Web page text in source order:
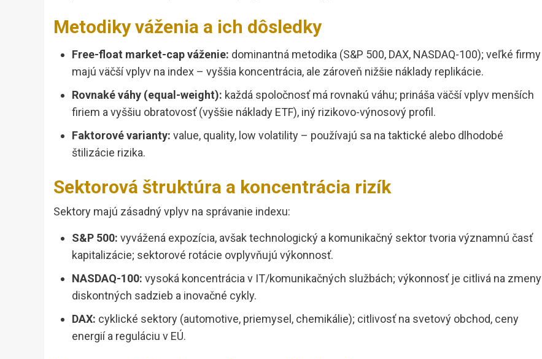
Metodiky váženia a ich dôsledky
Free-float market-cap váženie: dominantná metodika (S&P 500, DAX, NASDAQ-100); veľké firmy
majú väčší vplyv na index – vyššia koncentrácia, ale zároveň nižšie náklady replikácie.
Rovnaké váhy (equal-weight): každá spoločnosť má rovnakú váhu; prináša väčší vplyv menších
firiem a vyššiu obratovosť (vyššie náklady ETF), iný rizikovo-výnosový profil.
Faktorové varianty: value, quality, low volatility – používajú sa na taktické alebo dlhodobé
štilizácie rizika.
Sektorová štruktúra a koncentrácia rizík
Sektory majú zásadný vplyv na správanie indexu:
S&P 500: vyvážená expozícia, avšak technologický a komunikačný sektor tvoria významnú časť
kapitalizácie; sektorové rotácie ovplyvňujú výkonnosť.
NASDAQ-100: vysoká koncentrácia v IT/komunikačných službách; výkonnosť je citlivá na zmeny
diskontných sadzieb a inovačné cykly.
DAX: cyklické sektory (automotive, priemysel, chemikálie); citlivosť na svetový obchod, ceny
energií a reguláciu v EÚ.